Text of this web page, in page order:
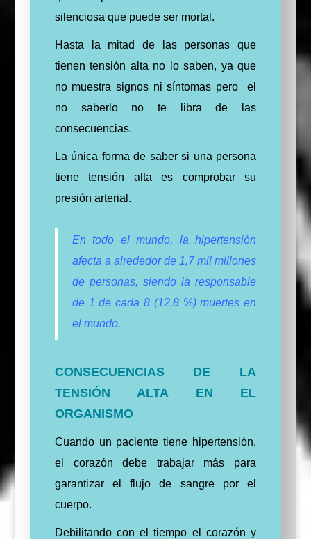
silenciosa que puede ser mortal.
Hasta la mitad de las personas que
tienen tensión alta no lo saben, ya que
no muestra signos ni síntomas pero el
no saberlo no te libra de las
consecuencias.
La única forma de saber si una persona
tiene tensión alta es comprobar su
presión arterial.
En todo el mundo, la hipertensión
afecta a alrededor de 1,7 mil millones
de personas, siendo la responsable
de 1 de cada 8 (12,8 %) muertes en
el mundo.
CONSECUENCIAS DE LA
TENSIÓN ALTA EN EL
ORGANISMO
Cuando un paciente tiene hipertensión,
el corazón debe trabajar más para
garantizar el flujo de sangre por el
cuerpo.
Debilitando con el tiempo el corazón y